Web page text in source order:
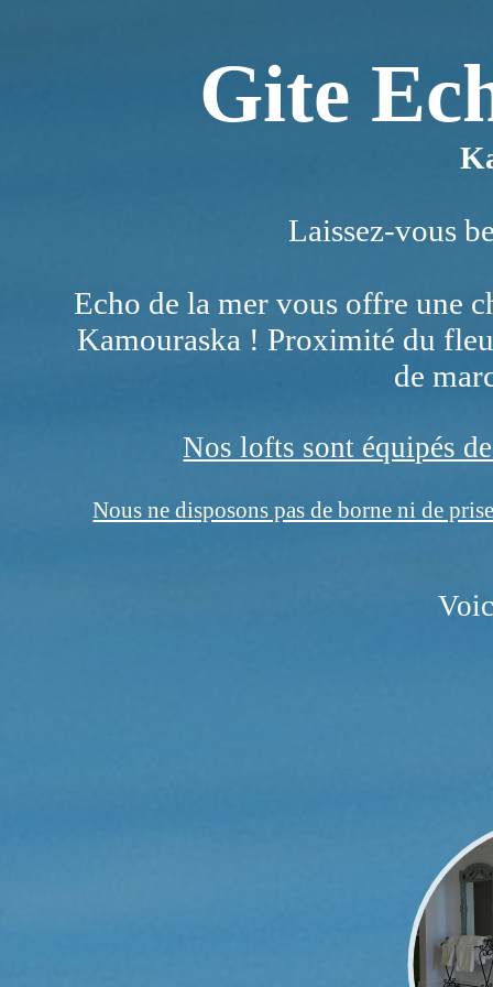
Gite
Laissez-vous
Echo de la mer vous offre une
Kamouraska ! Proximité du
de
Nos lofts sont équipés
Nous ne disposons pas de borne ni de